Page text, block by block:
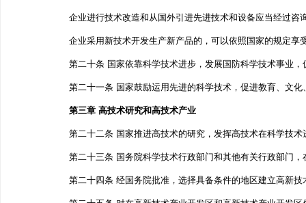
企业进行技术改造和从国外引进先进技术和设备应当经
企业采用新技术开发生产新产品的，可以依照国家的规
第二十条 国家依靠科学技术进步，发展国防科学技术事
第二十一条 国家鼓励运用先进的科学技术，促进教育、文
第三章 高技术研究和高技术产业
第二十二条 国家推进高技术的研究，发挥高技术在科学
第二十三条 国务院科学技术行政部门和其他有关行政部
第二十四条 经国务院批准，选择具备条件的地区建立高